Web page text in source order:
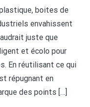
boites de
envahissent
juste que
et écolo pour
En réutilisant ce qui
répugnant en
des points […]